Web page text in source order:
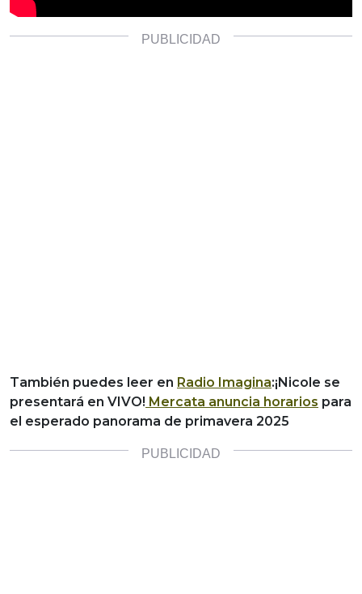
También puedes leer en Radio Imagina:¡Nicole se
presentará en VIVO! Mercata anuncia horarios para
el esperado panorama de primavera 2025